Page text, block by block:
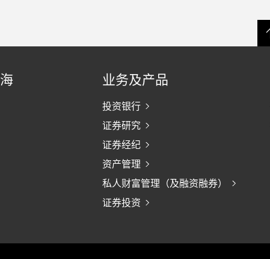
业务及产品
投资银行
证券研究
证券经纪
资产管理
私人财富管理（及融资融券）
证券投资